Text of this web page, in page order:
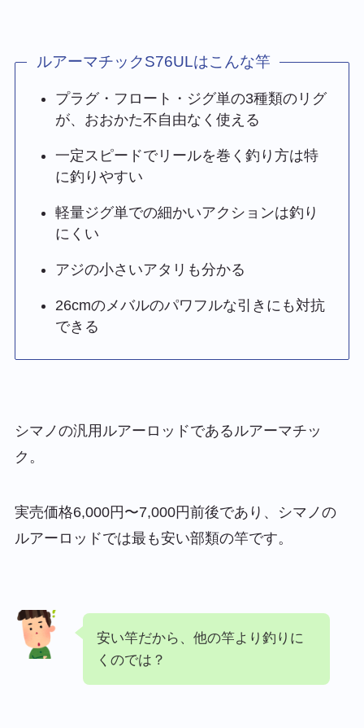
ルアーマチックS76ULはこんな竿
プラグ・フロート・ジグ単の3種類のリグ
が、おおかた不自由なく使える
一定スピードでリールを巻く釣り方は特
に釣りやすい
軽量ジグ単での細かいアクションは釣り
にくい
アジの小さいアタリも分かる
26cmのメバルのパワフルな引きにも対抗
できる
シマノの汎用ルアーロッドであるルアーマチッ
ク。
実売価格6,000円〜7,000円前後であり、シマノの
ルアーロッドでは最も安い部類の竿です。
安い竿だから、他の竿より釣りに
くのでは？